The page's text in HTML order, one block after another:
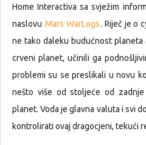
Home Interactiva sa svježim
naslovu Mars WarLogs. Riječ je o
ne tako daleku budućnost planeta
crveni planet, učinili ga
problemi su se preslikali u novu
nešto više od stoljeće od
planet. Voda je glavna valuta i svi
kontrolirati ovaj dragocjeni, tekući